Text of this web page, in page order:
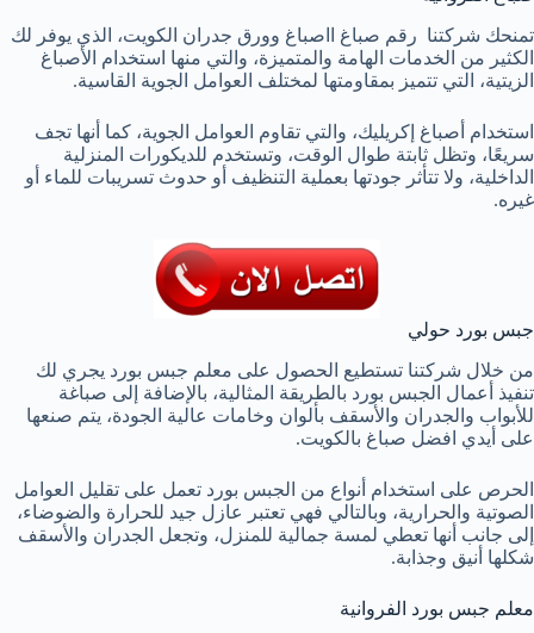
تمنحك شركتنا رقم صباغ ااصباغ وورق جدران الكويت، الذي يوفر لك
الكثير من الخدمات الهامة والمتميزة، والتي منها استخدام الأصباغ
الزيتية، التي تتميز بمقاومتها لمختلف العوامل الجوية القاسية.
استخدام أصباغ إكريليك، والتي تقاوم العوامل الجوية، كما أنها تجف
سريعًا، وتظل ثابتة طوال الوقت، وتستخدم للديكورات المنزلية
الداخلية، ولا تتأثر جودتها بعملية التنظيف أو حدوث تسريبات للماء أو
غيره.
جبس بورد حولي
من خلال شركتنا تستطيع الحصول على معلم جبس بورد يجري لك
تنفيذ أعمال الجبس بورد بالطريقة المثالية، بالإضافة إلى صباغة
للأبواب والجدران والأسقف بألوان وخامات عالية الجودة، يتم صنعها
على أيدي افضل صباغ بالكويت.
الحرص على استخدام أنواع من الجبس بورد تعمل على تقليل العوامل
الصوتية والحرارية، وبالتالي فهي تعتبر عازل جيد للحرارة والضوضاء،
إلى جانب أنها تعطي لمسة جمالية للمنزل، وتجعل الجدران والأسقف
شكلها أنيق وجذابة.
معلم جبس بورد الفروانية